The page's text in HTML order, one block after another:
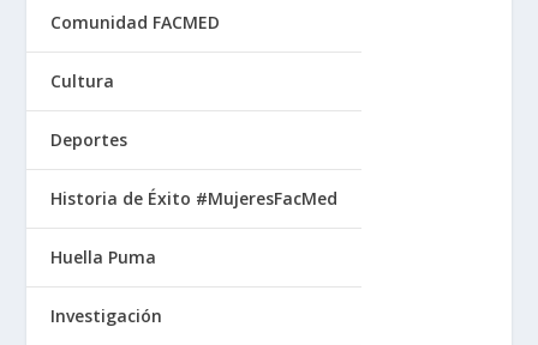
Comunidad FACMED
Cultura
Deportes
Historia de Éxito #MujeresFacMed
Huella Puma
Investigación